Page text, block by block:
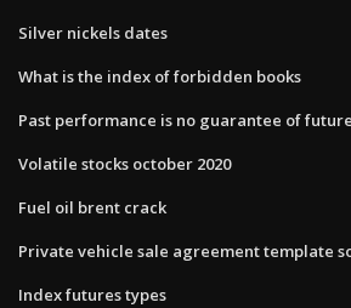
Silver nickels dates
What is the index of forbidden books
Past performance is no guarantee of
Volatile stocks october 2020
Fuel oil brent crack
Private vehicle sale agreement template
Index futures types